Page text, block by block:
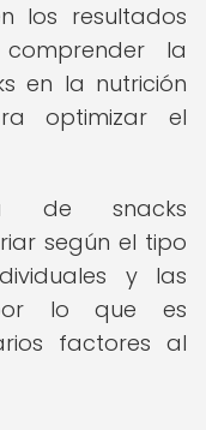
los resultados
la
en la nutrición
optimizar el
de snacks
según el tipo
y las
por lo que es
factores al